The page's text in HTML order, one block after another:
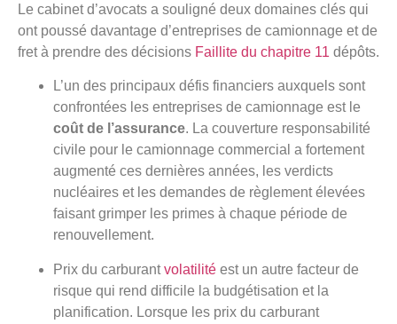
Le cabinet d’avocats a souligné deux domaines clés qui
ont poussé davantage d’entreprises de camionnage et de
fret à prendre des décisions Faillite du chapitre 11 dépôts.
L’un des principaux défis financiers auxquels sont
confrontées les entreprises de camionnage est le
coût de l’assurance. La couverture responsabilité
civile pour le camionnage commercial a fortement
augmenté ces dernières années, les verdicts
nucléaires et les demandes de règlement élevées
faisant grimper les primes à chaque période de
renouvellement.
Prix ​​du carburantvolatilité est un autre facteur de
risque qui rend difficile la budgétisation et la
planification. Lorsque les prix du carburant